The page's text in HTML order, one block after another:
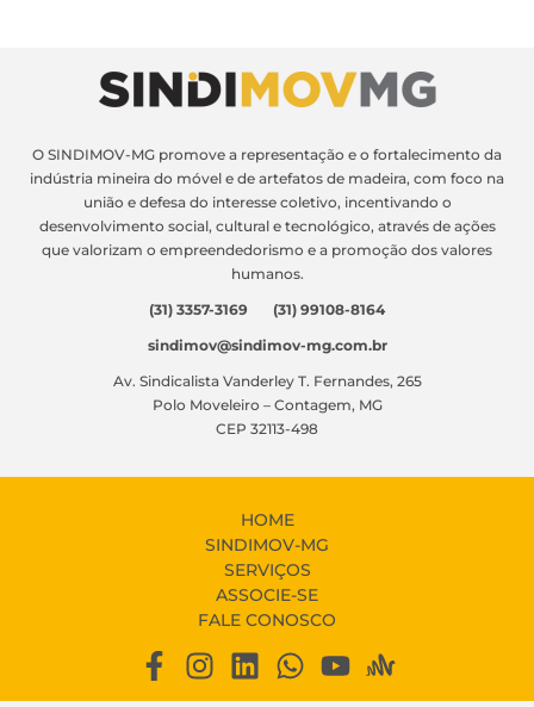
O SINDIMOV-MG promove a representação e o fortalecimento da
indústria mineira do móvel e de artefatos de madeira, com foco na
união e defesa do interesse coletivo, incentivando o
desenvolvimento social, cultural e tecnológico, através de ações
que valorizam o empreendedorismo e a promoção dos valores
humanos.
(31) 3357-3169 (31) 99108-8164
sindimov@sindimov-mg.com.br
Av. Sindicalista Vanderley T. Fernandes, 265
Polo Moveleiro – Contagem, MG
CEP 32113-498
HOME
SINDIMOV-MG
SERVIÇOS
ASSOCIE-SE
FALE CONOSCO